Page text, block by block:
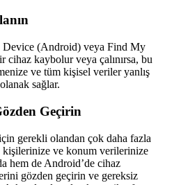
Device (Android) veya Find My
kaybolur veya çalınırsa, bu
ve tüm kişisel veriler yanlış
sağlar.
Geçirin
gerekli olandan çok daha fazla
kişilerinize ve konum verilerinize
hem de Android’de cihaz
gözden geçirin ve gereksiz